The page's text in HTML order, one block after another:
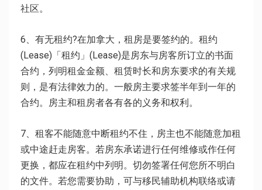
社区。
6、有无租约?在加拿大，租房是要签约的。租约
(Lease)「租约」(Lease)是房东与房客所订立的书面
合约，列明租金金额、租赁时长和房东要求的有关规
则，是有法律效力的。一般房主要求签半年到一年的
合约。房主和租房者各有各的义务和权利。
7、租客不能随意中断租约不住，房主也不能随意加租
或中途赶走房客。若房东承诺进行任何维修或作任何
更换，都应在租约中列明。切勿签署任何您所不明白
的文件。若您需要协助，可与移民辅助机构联络或请